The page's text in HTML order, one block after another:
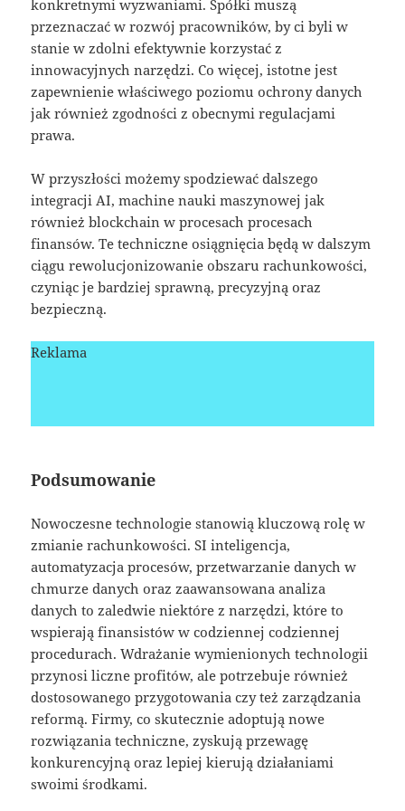
konkretnymi wyzwaniami. Spółki muszą
przeznaczać w rozwój pracowników, by ci byli w
stanie w zdolni efektywnie korzystać z
innowacyjnych narzędzi. Co więcej, istotne jest
zapewnienie właściwego poziomu ochrony danych
jak również zgodności z obecnymi regulacjami
prawa.
W przyszłości możemy spodziewać dalszego
integracji AI, machine nauki maszynowej jak
również blockchain w procesach procesach
finansów. Te techniczne osiągnięcia będą w dalszym
ciągu rewolucjonizowanie obszaru rachunkowości,
czyniąc je bardziej sprawną, precyzyjną oraz
bezpieczną.
Reklama
Podsumowanie
Nowoczesne technologie stanowią kluczową rolę w
zmianie rachunkowości. SI inteligencja,
automatyzacja procesów, przetwarzanie danych w
chmurze danych oraz zaawansowana analiza
danych to zaledwie niektóre z narzędzi, które to
wspierają finansistów w codziennej codziennej
procedurach. Wdrażanie wymienionych technologii
przynosi liczne profitów, ale potrzebuje również
dostosowanego przygotowania czy też zarządzania
reformą. Firmy, co skutecznie adoptują nowe
rozwiązania techniczne, zyskują przewagę
konkurencyjną oraz lepiej kierują działaniami
swoimi środkami.